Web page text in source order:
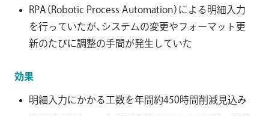
RPA（Robotic Process Automation）による明細入力
を行っていたが、システムの変更やフォーマット更
新のたびに調整の手間が発生していた
効果
明細入力にかかる工数を年間約450時間削減見込み